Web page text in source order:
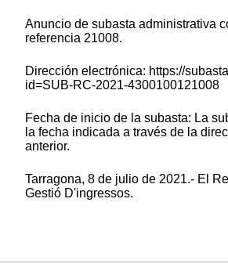
Anuncio de subasta administrativa
referencia 21008.
Dirección electrónica: https://
id=SUB-RC-2021-4300100121008
Fecha de inicio de la subasta: La
la fecha indicada a través de la
anterior.
Tarragona, 8 de julio de 2021.- El
Gestió D'ingressos.